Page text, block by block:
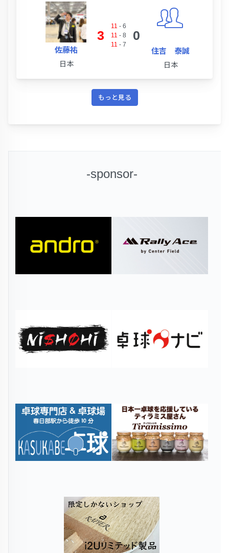
佐藤祐
日本
3
11 - 6
11 - 8
11 - 7
0
住吉 泰誠
日本
もっと見る
-sponsor-